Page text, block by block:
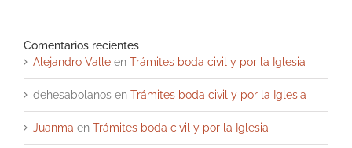
Comentarios recientes
Alejandro Valle en Trámites boda civil y por la Iglesia
dehesabolanos en Trámites boda civil y por la Iglesia
Juanma en Trámites boda civil y por la Iglesia